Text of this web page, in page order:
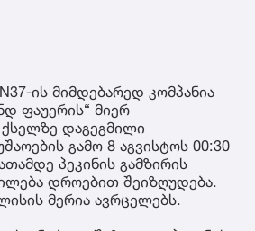
ის მიმდებარედ კომპანია
ფაუერის“ მიერ
დაგეგმილი
გამო 8 აგვისტოს 00:30
პეკინის გამზირის
დროებით შეიზღუდება.
მერია ავრცელებს.